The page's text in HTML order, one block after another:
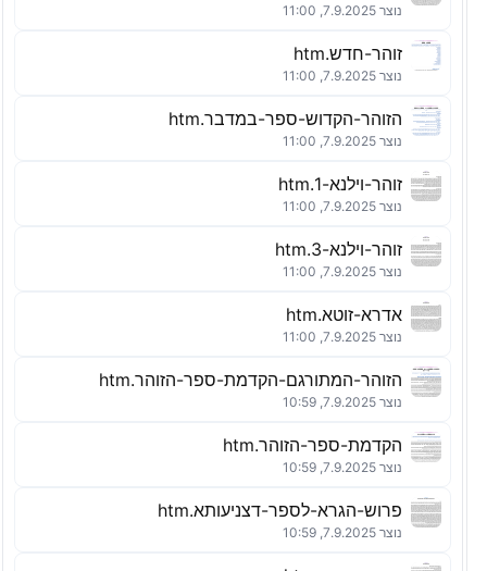
נוצר 7.9.2025, 11:00
זוהר-חדש.htm
נוצר 7.9.2025, 11:00
הזוהר-הקדוש-ספר-במדבר.htm
נוצר 7.9.2025, 11:00
זוהר-וילנא-1.htm
נוצר 7.9.2025, 11:00
זוהר-וילנא-3.htm
נוצר 7.9.2025, 11:00
אדרא-זוטא.htm
נוצר 7.9.2025, 11:00
הזוהר-המתורגם-הקדמת-ספר-הזוהר.htm
נוצר 7.9.2025, 10:59
הקדמת-ספר-הזוהר.htm
נוצר 7.9.2025, 10:59
פרוש-הגרא-לספר-דצניעותא.htm
נוצר 7.9.2025, 10:59